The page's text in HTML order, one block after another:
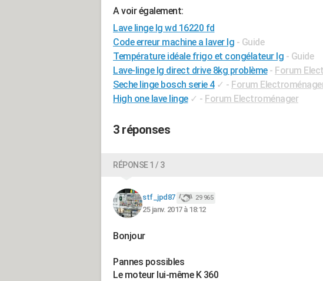
A voir également:
Lave linge lg wd 16220 fd
Code erreur machine a laver lg - Guide
Température idéale frigo et congélateur lg - Guide
Lave-linge lg direct drive 8kg problème - Forum
Seche linge bosch serie 4 ✓ - Forum
High one lave linge ✓ - Forum Electroménager
3 réponses
RÉPONSE 1 / 3
stf_jpd87 29 965
25 janv. 2017 à 18:12
Bonjour
Pannes possibles
Le moteur lui-même K 360